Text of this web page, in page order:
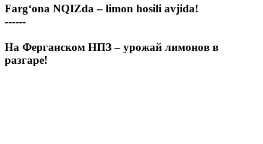
Farg‘ona NQIZda – limon hosili avjida!
------
На Ферганском НПЗ – урожай лимонов в
разгаре!